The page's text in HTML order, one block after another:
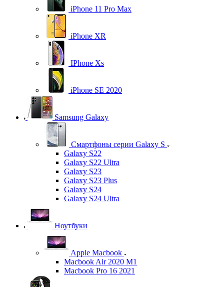
iPhone 11 Pro Max
iPhone XR
IPhone Xs
iPhone SE 2020
Samsung Galaxy
Смартфоны серии Galaxy S
Galaxy S22
Galaxy S22 Ultra
Galaxy S23
Galaxy S23 Plus
Galaxy S24
Galaxy S24 Ultra
Ноутбуки
Apple Macbook
Macbook Air 2020 M1
Macbook Pro 16 2021